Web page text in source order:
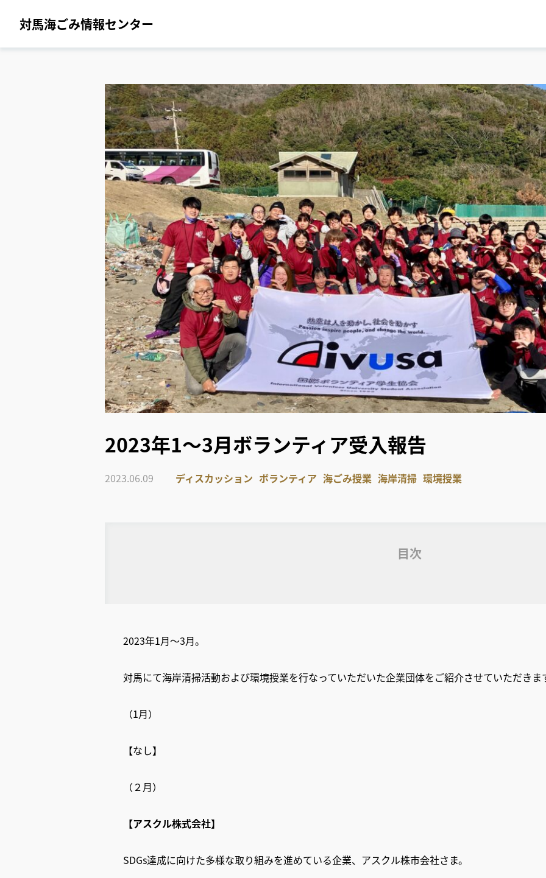
対馬海ごみ情報センター
2023年1～3月ボランティア受入報告
2023.06.09 ディスカッション ボランティア 海ごみ授業 海岸清掃 環境授業
目次
2023年1月～3月。
対馬にて海岸清掃活動および環境授業を行なっていただいた企業団体をご紹介させていただきま
（1月）
【なし】
（２月）
【アスクル株式会社】
SDGs達成に向けた多様な取り組みを進めている企業、アスクル株市会社さま。